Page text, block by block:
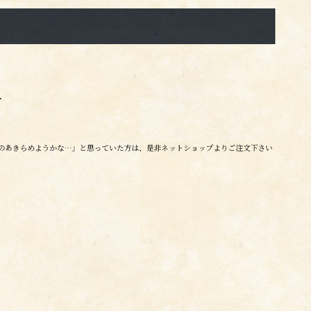
あきらめようかな… 」と思っていた方は、是非ネットショップよりご注文下さい